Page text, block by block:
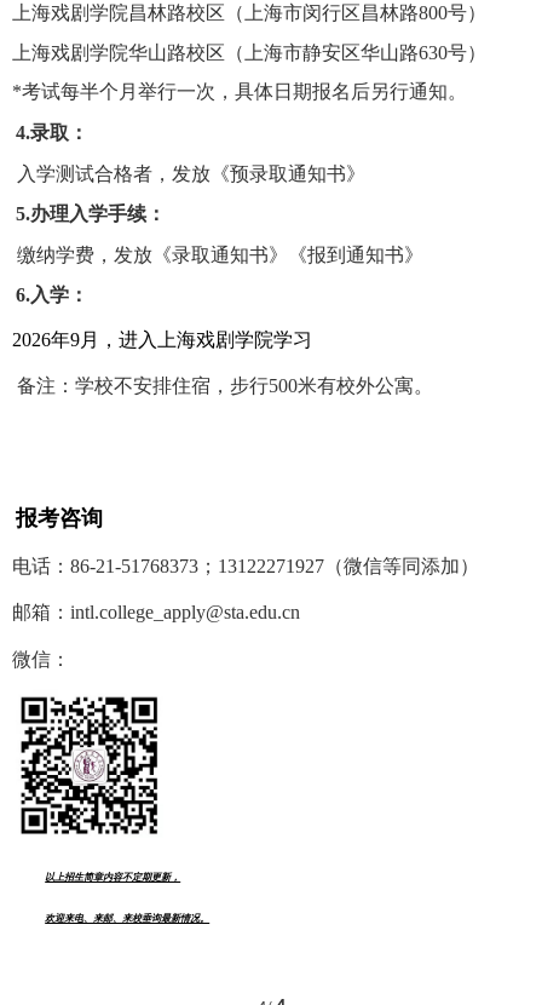
上海戏剧学院昌林路校区（上海市闵行区昌林路800号）
上海戏剧学院华山路校区（上海市静安区华山路630号）
*考试每半个月举行一次，具体日期报名后另行通知。
4.录取：
入学测试合格者，发放《预录取通知书》
5.办理入学手续：
缴纳学费，发放《录取通知书》《报到通知书》
6.入学：
2026年9月，进入上海戏剧学院学习
备注：学校不安排住宿，步行500米有校外公寓。
报考咨询
电话： 86-21-51768373 ； 13122271927 （微信等同添加）
邮箱： intl.college_apply@sta.edu.cn
微信：
以上招生简章内容不定期更新，
欢迎来电、来邮、来校垂询最新情况。